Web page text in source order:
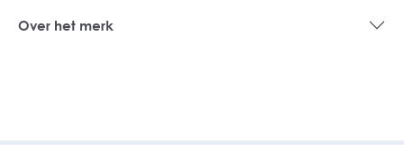
Over het merk